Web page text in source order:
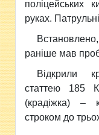
поліцейських
руках.
раніше мав
Відкрили
статтею 185
(крадіжка) –
строком до